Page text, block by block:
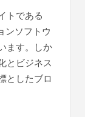
トである
ンソフトウ
ます。しか
とビジネス
としたブロ